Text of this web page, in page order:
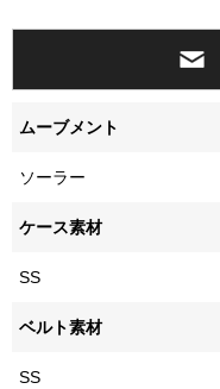
ムーブメント
ソーラー
ケース素材
SS
ベルト素材
SS